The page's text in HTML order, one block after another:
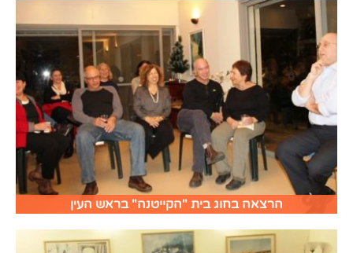
הרצאה בחוג בית "הקייטנה" בראש העין